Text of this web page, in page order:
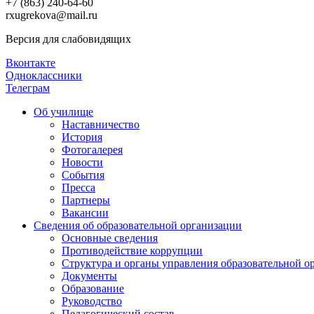
rxugrekova@mail.ru
Версия для слабовидящих
Вконтакте
Одноклассники
Телеграм
Об училище
Наставничество
История
Фотогалерея
Новости
События
Пресса
Партнеры
Вакансии
Сведения об образовательной организации
Основные сведения
Противодействие коррупции
Структура и органы управления образовательной
Документы
Образование
Руководство